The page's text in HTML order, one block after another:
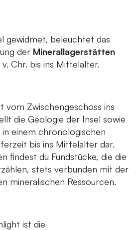
gewidmet, beleuchtet das
der Minerallagerstätten
Chr. bis ins Mittelalter.
vom Zwischengeschoss ins
die Geologie der Insel sowie
einem chronologischen
bis ins Mittelalter dar.
findest du Fundstücke, die die
stets verbunden mit der
mineralischen Ressourcen.
ist die